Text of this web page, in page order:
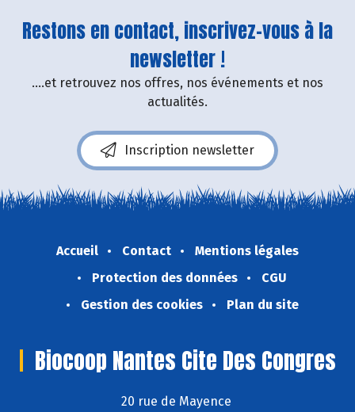
Restons en contact, inscrivez-vous à la
newsletter !
....et retrouvez nos offres, nos événements et nos
actualités.
Inscription newsletter
Accueil Contact
Mentions légales
Protection des données
CGU
Gestion des cookies
Plan du site
Biocoop Nantes Cite Des Congres
20 rue de Mayence